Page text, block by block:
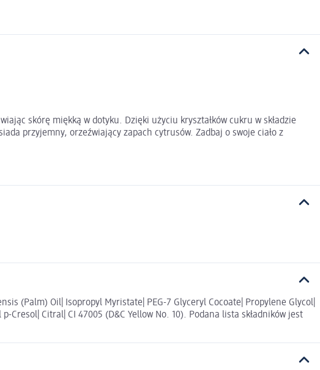
skórę miękką w dotyku. Dzięki użyciu kryształków cukru w składzie
przyjemny, orzeźwiający zapach cytrusów. Zadbaj o swoje ciało z
(Palm) Oil| Isopropyl Myristate| PEG-7 Glyceryl Cocoate| Propylene Glycol|
Citral| CI 47005 (D&C Yellow No. 10). Podana lista składników jest